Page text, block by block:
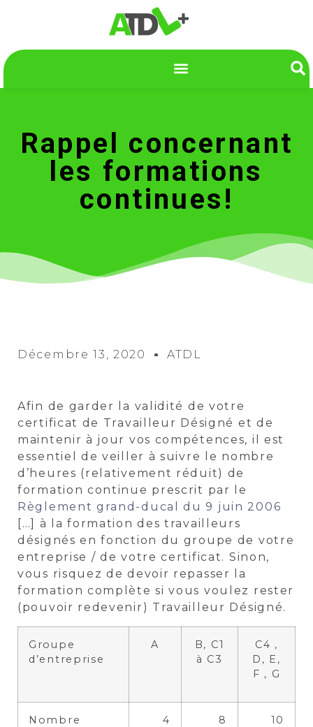
Rappel concernant
les formations
continues!
Décembre 13, 2020 ATDL
Afin de garder la validité de votre
certificat de Travailleur Désigné et de
maintenir à jour vos compétences, il est
essentiel de veiller à suivre le nombre
d’heures (relativement réduit) de
formation continue prescrit par le
Règlement grand-ducal du 9 juin 2006
[…] à la formation des travailleurs
désignés en fonction du groupe de votre
entreprise / de votre certificat. Sinon,
vous risquez de devoir repasser la
formation complète si vous voulez rester
(pouvoir redevenir) Travailleur Désigné.
Groupe
d’entreprise
A
B, C1
à C3
C4 ,
D, E,
F , G
Nombre
4 8 10